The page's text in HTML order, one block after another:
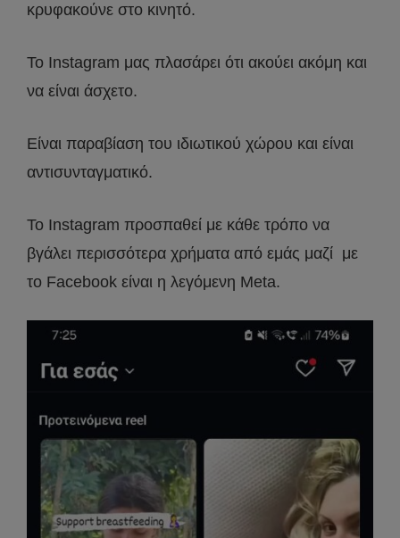
κρυφακούνε στο κινητό.
Το Instagram μας πλασάρει ότι ακούει ακόμη και
να είναι άσχετο.
Είναι παραβίαση του ιδιωτικού χώρου και είναι
αντισυνταγματικό.
Το Instagram προσπαθεί με κάθε τρόπο να
βγάλει περισσότερα χρήματα από εμάς μαζί με
το Facebook είναι η λεγόμενη Meta.